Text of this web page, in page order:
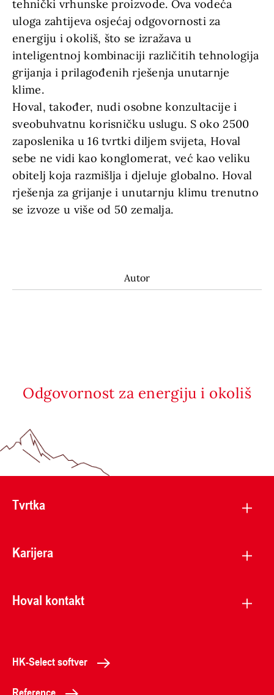
tehnički vrhunske proizvode. Ova vodeća
uloga zahtijeva osjećaj odgovornosti za
energiju i okoliš, što se izražava u
inteligentnoj kombinaciji različitih tehnologija
grijanja i prilagođenih rješenja unutarnje
klime.
Hoval, također, nudi osobne konzultacije i
sveobuhvatnu korisničku uslugu. S oko 2500
zaposlenika u 16 tvrtki diljem svijeta, Hoval
sebe ne vidi kao konglomerat, već kao veliku
obitelj koja razmišlja i djeluje globalno. Hoval
rješenja za grijanje i unutarnju klimu trenutno
se izvoze u više od 50 zemalja.
Autor
Odgovornost za energiju i okoliš
Tvrtka
Karijera
Hoval kontakt
HK-Select softver